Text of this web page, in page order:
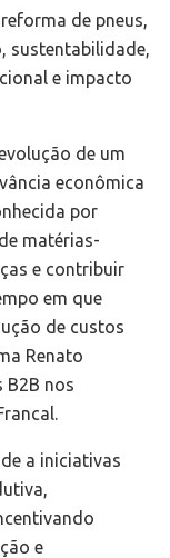
de pneus,
sustentabilidade,
e impacto
de um
econômica
por
matérias-
e contribuir
em que
de custos
Renato
B2B nos
a iniciativas
e